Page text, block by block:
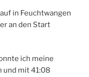
in Feuchtwangen
an den Start
ich meine
und mit 41:08